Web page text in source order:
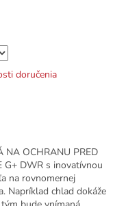
doručenia
NA OCHRANU PRED
G+ DWR s inovatívnou
na rovnomernej
Napríklad chlad dokáže